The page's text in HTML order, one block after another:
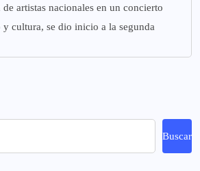
artistas nacionales en un concierto
y cultura, se dio inicio a la segunda
Buscar